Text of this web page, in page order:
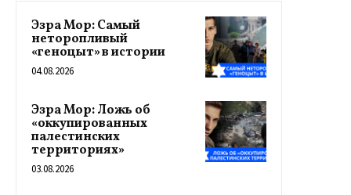
Эзра Мор: Самый
неторопливый
«геноцыт» в истории
04.08.2026
Эзра Мор: Ложь об
«оккупированных
палестинских
территориях»
03.08.2026